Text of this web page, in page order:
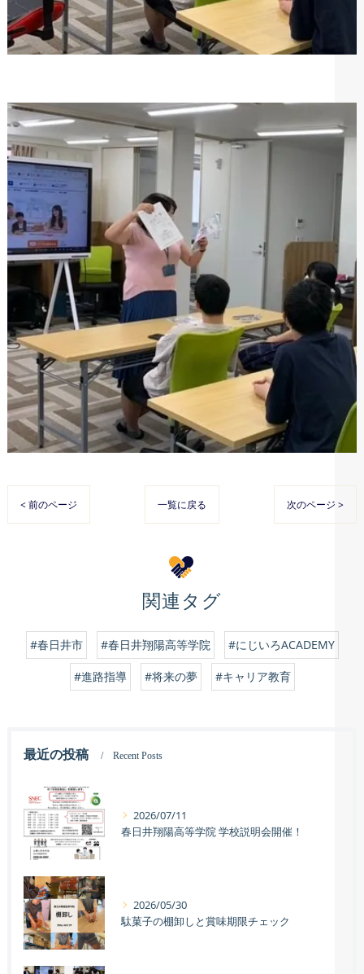
< 前のページ 一覧に戻る 次のページ >
関連タグ
#春日井市 #春日井翔陽高等学院 #にじいろACADEMY
#進路指導 #将来の夢 #キャリア教育
最近の投稿 Recent Posts
2026/07/11
春日井翔陽高等学院 学校説明会開催！
2026/05/30
駄菓子の棚卸しと賞味期限チェック